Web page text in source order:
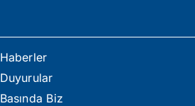
Haberler
Duyurular
Basında Biz